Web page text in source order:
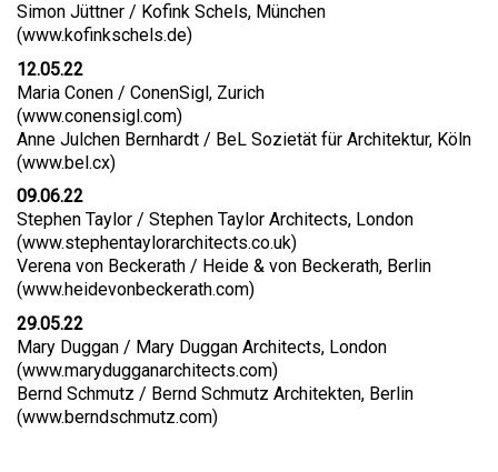
Simon Jüttner / Kofink Schels, München
(www.kofinkschels.de)
12.05.22
Maria Conen / ConenSigl, Zurich
(www.conensigl.com)
Anne Julchen Bernhardt / BeL Sozietät für Architektur, Köln
(www.bel.cx)
09.06.22
Stephen Taylor / Stephen Taylor Architects, London
(www.stephentaylorarchitects.co.uk)
Verena von Beckerath / Heide & von Beckerath, Berlin
(www.heidevonbeckerath.com)
29.05.22
Mary Duggan / Mary Duggan Architects, London
(www.marydugganarchitects.com)
Bernd Schmutz / Bernd Schmutz Architekten, Berlin
(www.berndschmutz.com)